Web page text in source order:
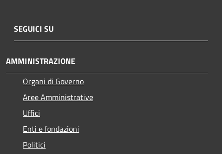
SEGUICI SU
AMMINISTRAZIONE
Organi di Governo
Aree Amministrative
Uffici
Enti e fondazioni
Politici